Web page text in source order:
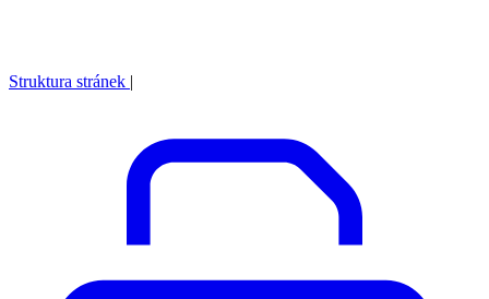
Struktura stránek